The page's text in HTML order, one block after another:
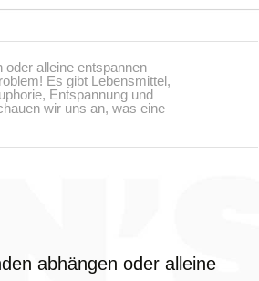
oder alleine entspannen
Es gibt Lebensmittel,
Entspannung und
wir uns an, was eine
abhängen oder alleine